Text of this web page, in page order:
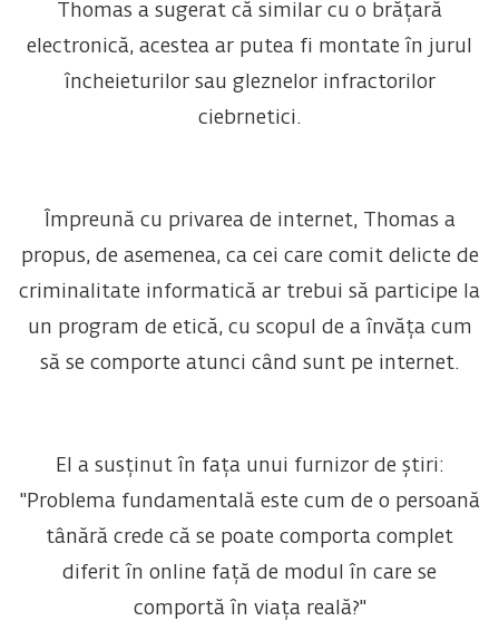
Thomas a sugerat că similar cu o brățară
electronică, acestea ar putea fi montate în jurul
încheieturilor sau gleznelor infractorilor
ciebrnetici.
Împreună cu privarea de internet, Thomas a
propus, de asemenea, ca cei care comit delicte de
criminalitate informatică ar trebui să participe la
un program de etică, cu scopul de a învăța cum
să se comporte atunci când sunt pe internet.
El a susținut în fața unui furnizor de știri:
"Problema fundamentală este cum de o persoană
tânără crede că se poate comporta complet
diferit în online față de modul în care se
comportă în viața reală?"